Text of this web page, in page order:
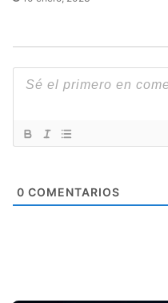
0 COMENTARIOS